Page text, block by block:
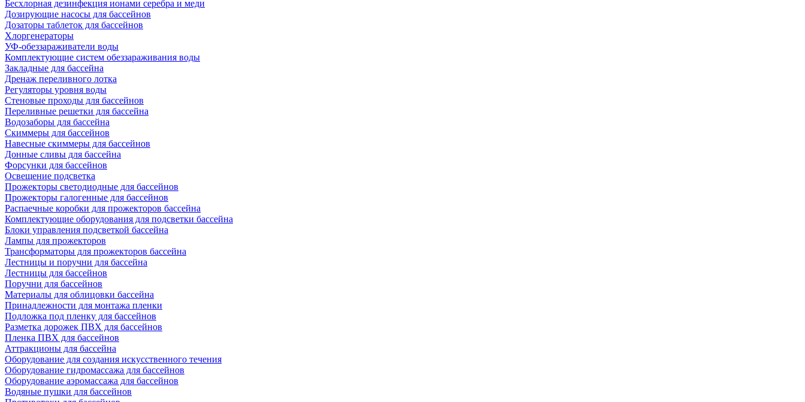
Беcхлорная дезинфекция ионами серебра и меди
Дозирующие насосы для бассейнов
Дозаторы таблеток для бассейнов
Хлоргенераторы
УФ-обеззараживатели воды
Комплектующие систем обеззараживания воды
Закладные для бассейна
Дренаж переливного лотка
Регуляторы уровня воды
Стеновые проходы для бассейнов
Переливные решетки для бассейна
Водозаборы для бассейна
Скиммеры для бассейнов
Навесные скиммеры для бассейнов
Донные сливы для бассейна
Форсунки для бассейнов
Освещение подсветка
Прожекторы светодиодные для бассейнов
Прожекторы галогенные для бассейнов
Распаечные коробки для прожекторов бассейна
Комплектующие оборудования для подсветки бассейна
Блоки управления подсветкой бассейна
Лампы для прожекторов
Трансформаторы для прожекторов бассейна
Лестницы и поручни для бассейна
Лестницы для бассейнов
Поручни для бассейнов
Материалы для облицовки бассейна
Принадлежности для монтажа пленки
Подложка под пленку для бассейнов
Разметка дорожек ПВХ для бассейнов
Пленка ПВХ для бассейнов
Аттракционы для бассейна
Оборудование для создания искусственного течения
Оборудование гидромассажа для бассейнов
Оборудование аэромассажа для бассейнов
Водяные пушки для бассейнов